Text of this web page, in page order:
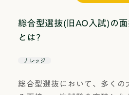
しょう。【NG】調べ学習の
について調べる検索すれば
【OK】課題研究の例：江戸
調や集中力の変化を記録する
総合型選抜(旧AO入試)の
とは?
ナレッジ
総合型選抜において、多くの